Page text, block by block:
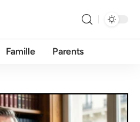
Famille Parents